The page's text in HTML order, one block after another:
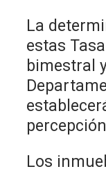
La
estas
bimestral
Los